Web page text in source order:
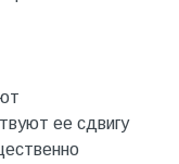
ее сдвигу